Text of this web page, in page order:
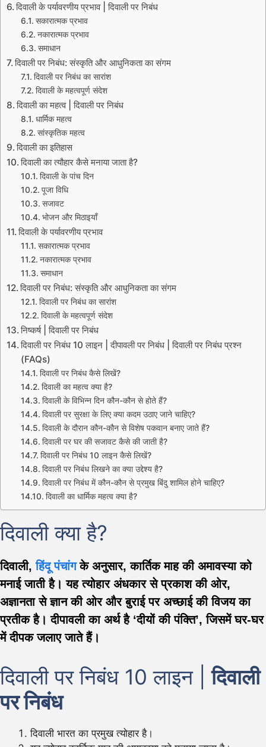
दिवाली के पर्यावरणीय प्रभाव | दिवाली पर निबंध
सकारात्मक प्रभाव
नकारात्मक प्रभाव
समाधान
दिवाली पर निबंध: संस्कृति और आधुनिकता का संगम
दिवाली पर निबंध का सारांश
दिवाली के महत्वपूर्ण संदेश
दिवाली का महत्व | दिवाली पर निबंध
धार्मिक महत्व
सांस्कृतिक महत्व
दिवाली का इतिहास
दिवाली का त्यौहार कैसे मनाया जाता है?
दिवाली के पांच दिन
पूजा विधि
सजावट
भोजन और मिठाइयाँ
दिवाली के पर्यावरणीय प्रभाव
सकारात्मक प्रभाव
नकारात्मक प्रभाव
समाधान
दिवाली पर निबंध: संस्कृति और आधुनिकता का संगम
दिवाली पर निबंध का सारांश
दिवाली के महत्वपूर्ण संदेश
निष्कर्ष | दिवाली पर निबंध
दिवाली पर निबंध 10 लाइन | दीपावली पर निबंध | दिवाली पर निबंध प्रश्न
(FAQs)
दिवाली पर निबंध कैसे लिखें?
दिवाली का महत्व क्या है?
दिवाली के विभिन्न दिन कौन-कौन से होते हैं?
दिवाली पर सुरक्षा के लिए क्या कदम उठाए जाने चाहिए?
दिवाली के दौरान कौन-कौन से विशेष पकवान बनाए जाते हैं?
दिवाली पर घर की सजावट कैसे की जाती है?
दिवाली पर निबंध 10 लाइन कैसे लिखें?
दिवाली पर निबंध लिखने का क्या उद्देश्य है?
दिवाली पर निबंध में कौन-कौन से प्रमुख बिंदु शामिल होने चाहिए?
दिवाली का धार्मिक महत्व क्या है?
दिवाली क्या है?
दिवाली,हिंदू पंचांगके अनुसार, कार्तिक माह की अमावस्या को
मनाई जाती है। यह त्योहार अंधकार से प्रकाश की ओर,
अज्ञानता से ज्ञान की ओर और बुराई पर अच्छाई की विजय का
प्रतीक है। दीपावली का अर्थ है ‘दीयों की पंक्ति’, जिसमें घर-घर
में दीपक जलाए जाते हैं।
दिवाली पर निबंध 10 लाइन |दिवाली
पर निबंध
दिवाली भारत का प्रमुख त्योहार है।